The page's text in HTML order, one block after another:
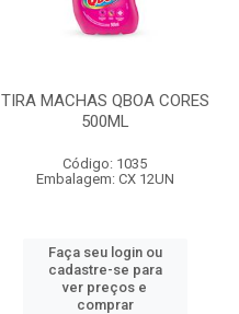
TIRA MACHAS QBOA CORES
500ML
Código: 1035
Embalagem: CX 12UN
Faça seu login ou
cadastre-se para
ver preços e
comprar